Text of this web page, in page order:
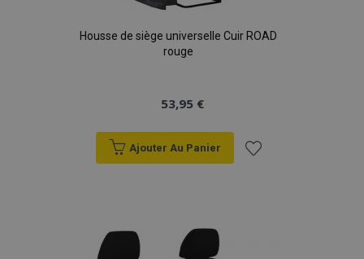
Housse de siège universelle Cuir ROAD
rouge
53,95 €
Ajouter Au Panier